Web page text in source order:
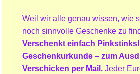
Weil wir alle genau wissen, wie
noch sinnvolle Geschenke zu
Verschenkt einfach Pinkstinks!
Geschenkurkunde – zum
Verschicken per Mail. Jeder